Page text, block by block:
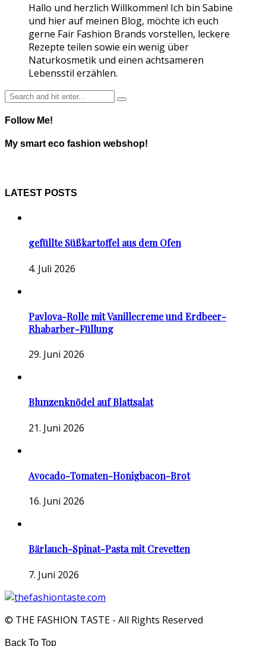
Hallo und herzlich Willkommen! Ich bin Sabine
und hier auf meinen Blog, möchte ich euch
gerne Fair Fashion Brands vorstellen, leckere
Rezepte teilen sowie ein wenig über
Naturkosmetik und einen achtsameren
Lebensstil erzählen.
Follow Me!
My smart eco fashion webshop!
LATEST POSTS
gefüllte Süßkartoffel aus dem Ofen
4. Juli 2026
Pavlova-Rolle mit Vanillecreme und Erdbeer-
Rhabarber-Füllung
29. Juni 2026
Blunzenknödel auf Blattsalat
21. Juni 2026
Avocado-Tomaten-Honigbacon-Brot
16. Juni 2026
Bärlauch-Spinat-Pasta mit Crevetten
7. Juni 2026
© THE FASHION TASTE - All Rights Reserved
Back To Top